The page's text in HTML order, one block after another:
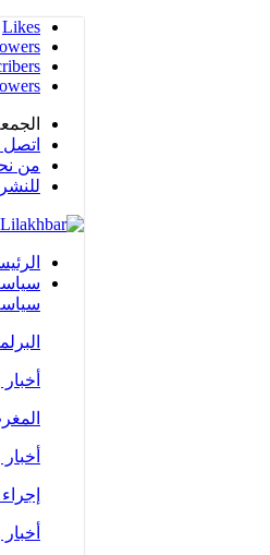
Likes
اتصل
من